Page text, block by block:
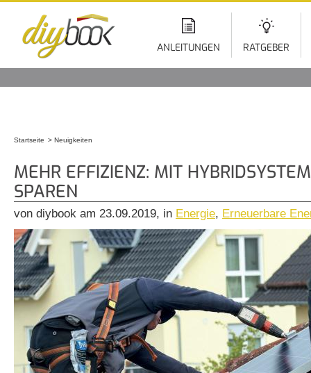
ANLEITUNGEN RATGEBER
Startseite Neuigkeiten
MEHR EFFIZIENZ: MIT
SPAREN
von diybook am 23.09.2019, in Energie, Erneuerbare